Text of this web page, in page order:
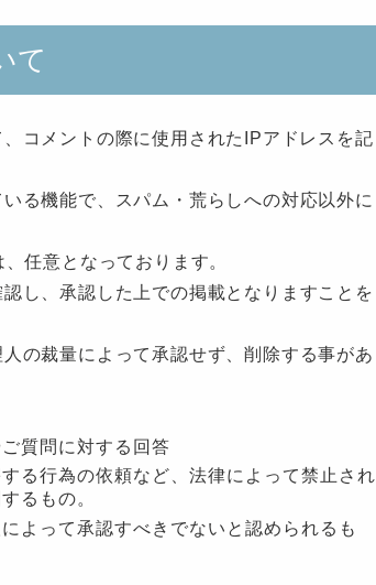
て
コメントの際に使用されたIPアドレスを記
る機能で、スパム・荒らしへの対応以外に
任意となっております。
し、承認した上での掲載となりますことを
の裁量によって承認せず、削除する事があ
質問に対する回答
る行為の依頼など、法律によって禁止され
るもの。
よって承認すべきでないと認められるも